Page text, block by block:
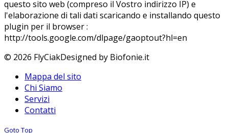
questo sito web (compreso il Vostro indirizzo IP) e
l'elaborazione di tali dati scaricando e installando questo
plugin per il browser :
http://tools.google.com/dlpage/gaoptout?hl=en
© 2026 FlyCiakDesigned by Biofonie.it
Mappa del sito
Chi Siamo
Servizi
Contatti
Goto Top